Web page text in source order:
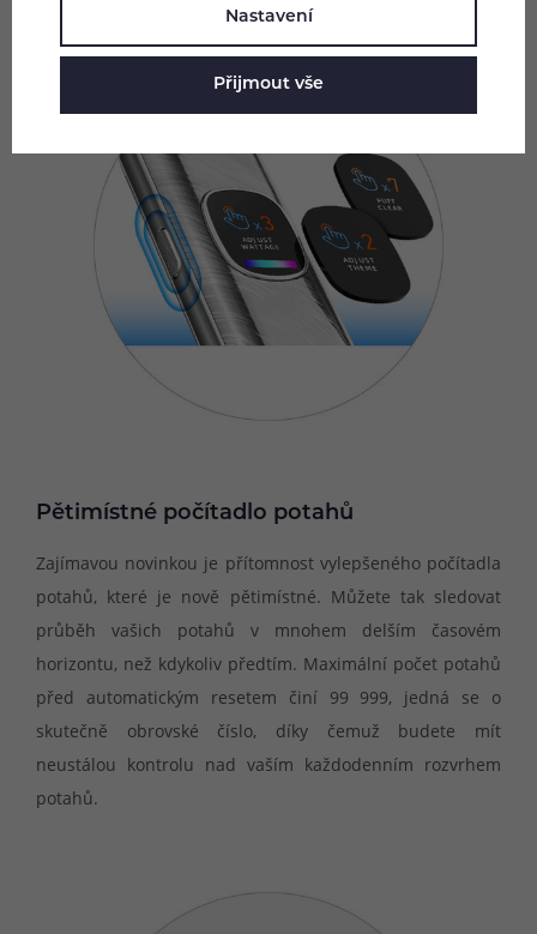
Pětimístné počítadlo potahů
Zajímavou novinkou je přítomnost vylepšeného počítadla
potahů, které je nově pětimístné. Můžete tak sledovat
průběh vašich potahů v mnohem delším časovém
horizontu, než kdykoliv předtím. Maximální počet potahů
před automatickým resetem činí 99 999, jedná se o
skutečně obrovské číslo, díky čemuž budete mít
neustálou kontrolu nad vaším každodenním rozvrhem
potahů.
Nastavení
Přijmout vše